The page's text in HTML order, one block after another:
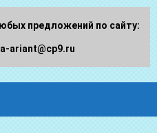
предложений по сайту:
ariant@cp9.ru